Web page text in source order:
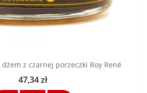
z czarnej porzeczki Roy René
Cena
47,34 zł